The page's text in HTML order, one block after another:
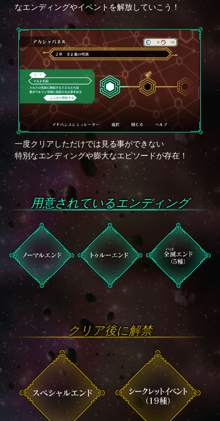
なエンディングやイベントを解放していこう！
一度クリアしただけでは見る事ができない
特別なエンディングや膨大なエピソードが存在！
用意されているエンディング
クリア後に解禁